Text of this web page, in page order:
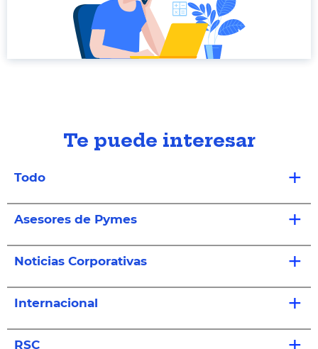
Te puede interesar
Todo
Asesores de Pymes
Noticias Corporativas
Internacional
RSC